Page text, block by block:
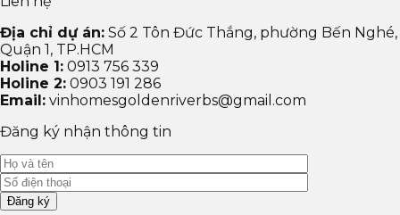
Địa chỉ dự án: Số 2 Tôn Đức Thắng, phường Bến Nghé,
Quận 1, TP.HCM
Holine 1: 0913 756 339
Holine 2: 0903 191 286
Email: vinhomesgoldenriverbs@gmail.com
Đăng ký nhận thông tin